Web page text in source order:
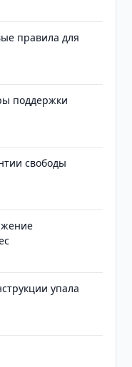
правила для
поддержки
свободы
упала